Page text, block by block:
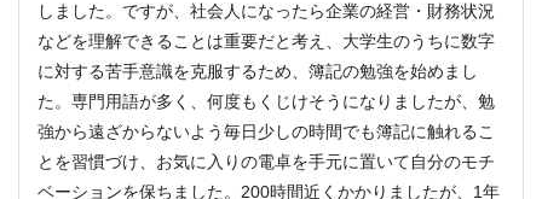
しました。ですが、社会人になったら企業の経営・財務状況
などを理解できることは重要だと考え、大学生のうちに数字
に対する苦手意識を克服するため、簿記の勉強を始めまし
た。専門用語が多く、何度もくじけそうになりましたが、勉
強から遠ざからないよう毎日少しの時間でも簿記に触れるこ
とを習慣づけ、お気に入りの電卓を手元に置いて自分のモチ
ベーションを保ちました。200時間近くかかりましたが、1年